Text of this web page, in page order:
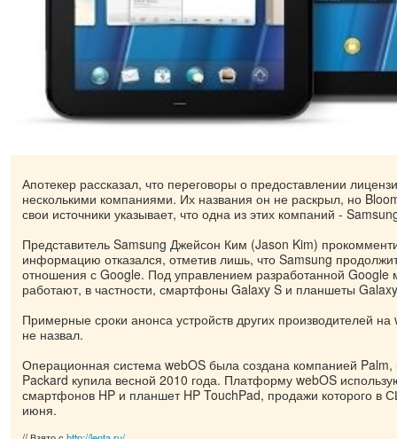
Апотекер рассказал, что переговоры о предоставлении
несколькими компаниями. Их названия он не раскрыл, но
свои источники указывает, что одна из этих компаний -
Представитель Samsung Джейсон Ким (Jason Kim)
информацию отказался, отметив лишь, что Samsung
отношения с Google. Под управлением разработанной
работают, в частности, смартфоны Galaxy S и планшеты
Примерные сроки анонса устройств других производителей на
не назвал.
Операционная система webOS была создана компанией Palm,
Packard купила весной 2010 года. Платформу webOS
смартфонов HP и планшет HP TouchPad, продажи которого в
июня.